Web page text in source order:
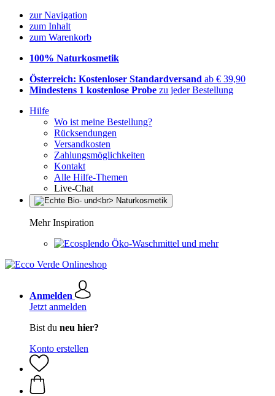
zur Navigation
zum Inhalt
zum Warenkorb
100% Naturkosmetik
Österreich: Kostenloser Standardversand ab € 39,90
Mindestens 1 kostenlose Probe zu jeder Bestellung
Hilfe
Wo ist meine Bestellung?
Rücksendungen
Versandkosten
Zahlungsmöglichkeiten
Kontakt
Alle Hilfe-Themen
Live-Chat
Mehr Inspiration
Öko-Waschmittel und mehr
Anmelden
Jetzt anmelden
Bist du neu hier?
Konto erstellen